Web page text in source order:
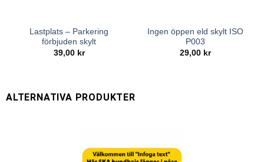
Lastplats – Parkering
förbjuden skylt
39,00 kr
Ingen öppen eld skylt ISO
P003
29,00 kr